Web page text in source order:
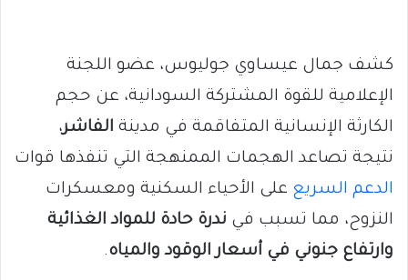
كشف جمال عيساوي جوليوس، عضو اللجنة
الإعلامية للقوة المشتركة السودانية، عن حجم
الكارثة الإنسانية المتفاقمة في مدينة الفاشر،
نتيجة تصاعد الهجمات الممنهجة التي تنفذها قوات
الدعم السريع على الأحياء السكنية ومعسكرات
النزوح، مما تسبب في ندرة حادة للمواد الغذائية
وارتفاع جنوني في أسعار الوقود والمياه.